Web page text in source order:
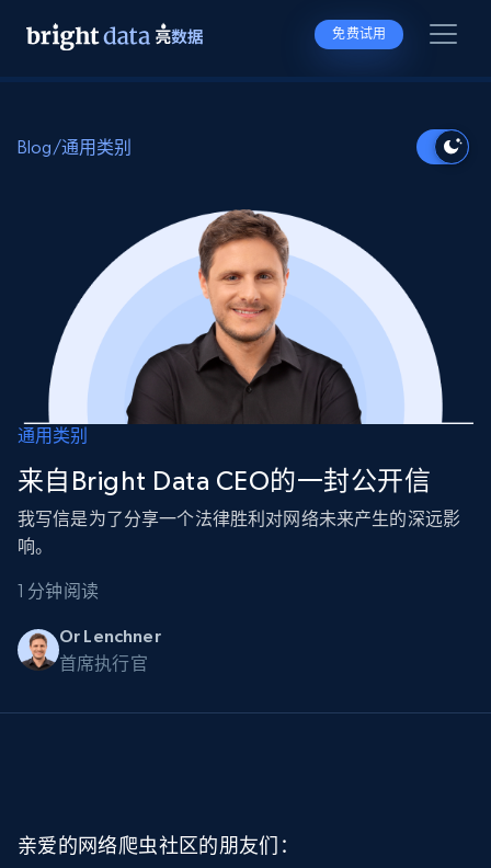
免费试用
Blog/通用类别
通用类别
来自Bright Data CEO的一封公开信
我写信是为了分享一个法律胜利对网络未来产生的深远影
响。
1 分钟阅读
Or Lenchner
首席执行官
亲爱的网络爬虫社区的朋友们：